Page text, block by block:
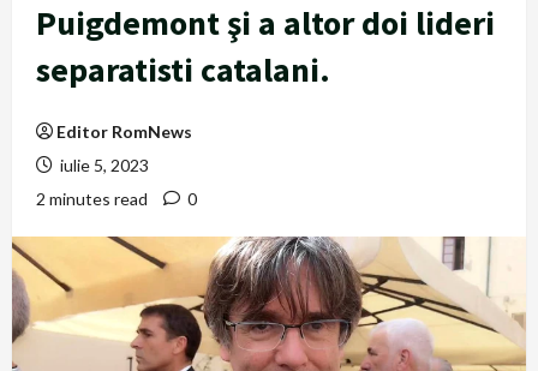
Puigdemont şi a altor doi lideri
separatisti catalani.
Editor RomNews
iulie 5, 2023
2 minutes read
0